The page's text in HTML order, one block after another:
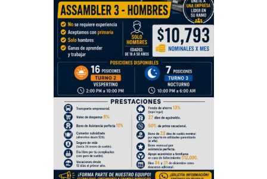
Auxiliar Contable
Auxiliar de almacén
Auxiliar de Almacén
Auxiliar de Caja General
Auxiliar de cajas
Auxiliar de instalación
Auxiliar de Inventarios